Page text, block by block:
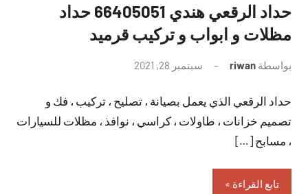
حداد الرقعي هندي 66405051 حداد
مظلات و ابواب و تركيب قرميد
بواسطة riwan سبتمبر 28, 2021
تعليقات
حداد الرقعي الذي يعمل بصيانة ، تصليح ، تركيب ، فك و
تصميم خزانات ، طاولات ، كراسي ، نوافذ ، مظلات للسيارات
، مسابح […]
تابع القراءة